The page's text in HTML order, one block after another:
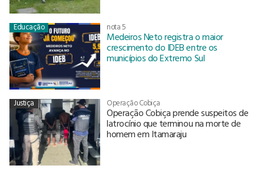
Educação nota 5
Medeiros Neto registra o maior
crescimento do IDEB entre os
municípios do Extremo Sul
Justiça Operação Cobiça
Operação Cobiça prende suspeitos de
latrocínio que terminou na morte de
homem em Itamaraju